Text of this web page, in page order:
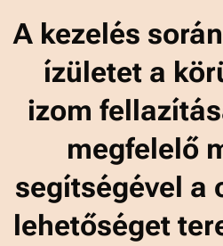
A kezelés
ízületet a
izom
megfelelő
segítségével a
lehetőséget